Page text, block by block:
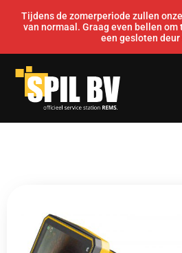
Tijdens de zomerperiode zullen
van normaal. Graag even bellen om
een gesloten